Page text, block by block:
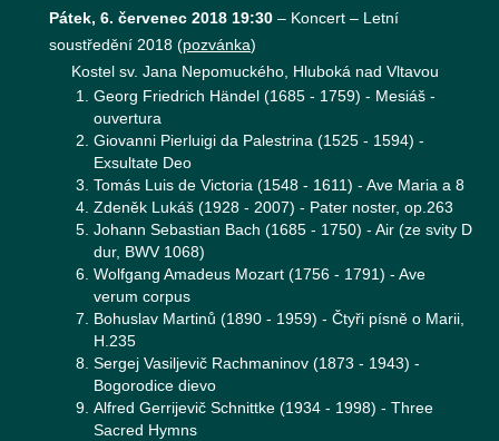
Pátek, 6. červenec 2018 19:30 – Koncert – Letní
soustředění 2018 (pozvánka)
Kostel sv. Jana Nepomuckého, Hluboká nad Vltavou
Georg Friedrich Händel (1685 - 1759) - Mesiáš -
ouvertura
Giovanni Pierluigi da Palestrina (1525 - 1594) -
Exsultate Deo
Tomás Luis de Victoria (1548 - 1611) - Ave Maria a 8
Zdeněk Lukáš (1928 - 2007) - Pater noster, op.263
Johann Sebastian Bach (1685 - 1750) - Air (ze svity D
dur, BWV 1068)
Wolfgang Amadeus Mozart (1756 - 1791) - Ave
verum corpus
Bohuslav Martinů (1890 - 1959) - Čtyři písně o Marii,
H.235
Sergej Vasiljevič Rachmaninov (1873 - 1943) -
Bogorodice dievo
Alfred Gerrijevič Schnittke (1934 - 1998) - Three
Sacred Hymns